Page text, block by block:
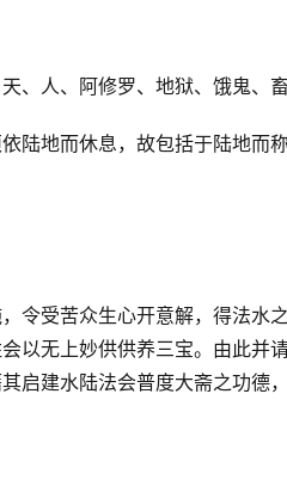
、人、阿修罗、地狱、饿鬼、畜
陆地而休息，故包括于陆地而称
令受苦众生心开意解，得法水
以无上妙供供养三宝。由此并
启建水陆法会普度大斋之功德